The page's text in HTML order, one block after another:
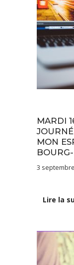
MARDI
MON
3
Lire la